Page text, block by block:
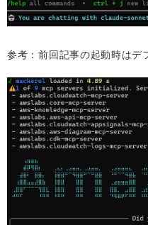
参考：前回記事の起動時はデ